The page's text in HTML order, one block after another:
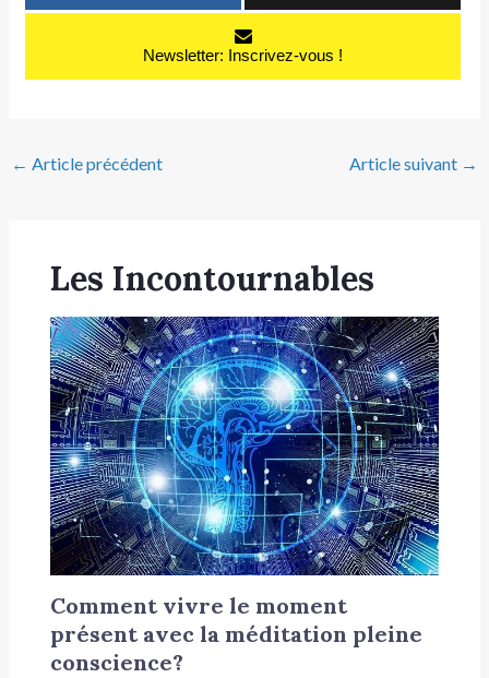
Newsletter: Inscrivez-vous !
← Article précédent Article suivant →
Les Incontournables
Comment vivre le moment
présent avec la méditation pleine
conscience?